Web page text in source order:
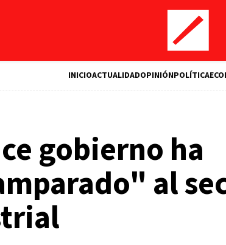
INICIOACTUALIDADOPINIÓNPOLÍTICA
gobierno ha
al